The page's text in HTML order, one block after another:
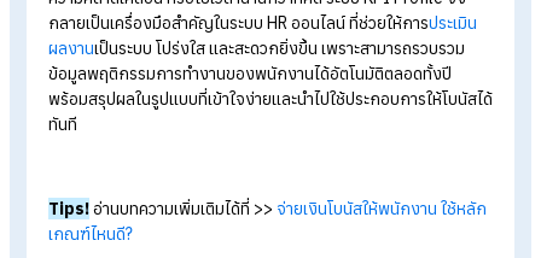
HR ออนไลน์เครื่องมือช่วย
ประเมินการให้โบนัสพนักงาน
เมื่อเข้าสู่ช่วงสิ้นปี หนึ่งในภารกิจใหญ่ของฝ่าย HRและผู้บริหารคือ
การ “ประเมินโบนัส” ให้เป็นธรรมและสอดคล้องกับผลงานจริงของ